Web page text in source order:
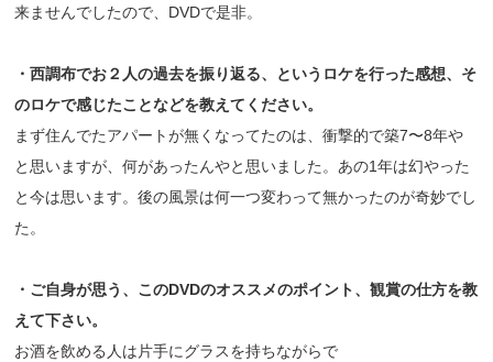
来ませんでしたので、DVDで是非。
・西調布でお２人の過去を振り返る、というロケを行った感想、そ
のロケで感じたことなどを教えてください。
まず住んでたアパートが無くなってたのは、衝撃的で築7〜8年や
と思いますが、何があったんやと思いました。あの1年は幻やった
と今は思います。後の風景は何一つ変わって無かったのが奇妙でし
た。
・ご自身が思う、このDVDのオススメのポイント、観賞の仕方を教
えて下さい。
お酒を飲める人は片手にグラスを持ちながらで